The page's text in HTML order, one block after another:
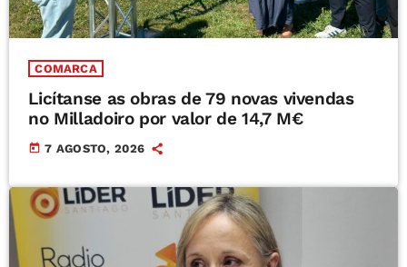
COMARCA
Licítanse as obras de 79 novas vivendas
no Milladoiro por valor de 14,7 M€
today 7 AGOSTO, 2026